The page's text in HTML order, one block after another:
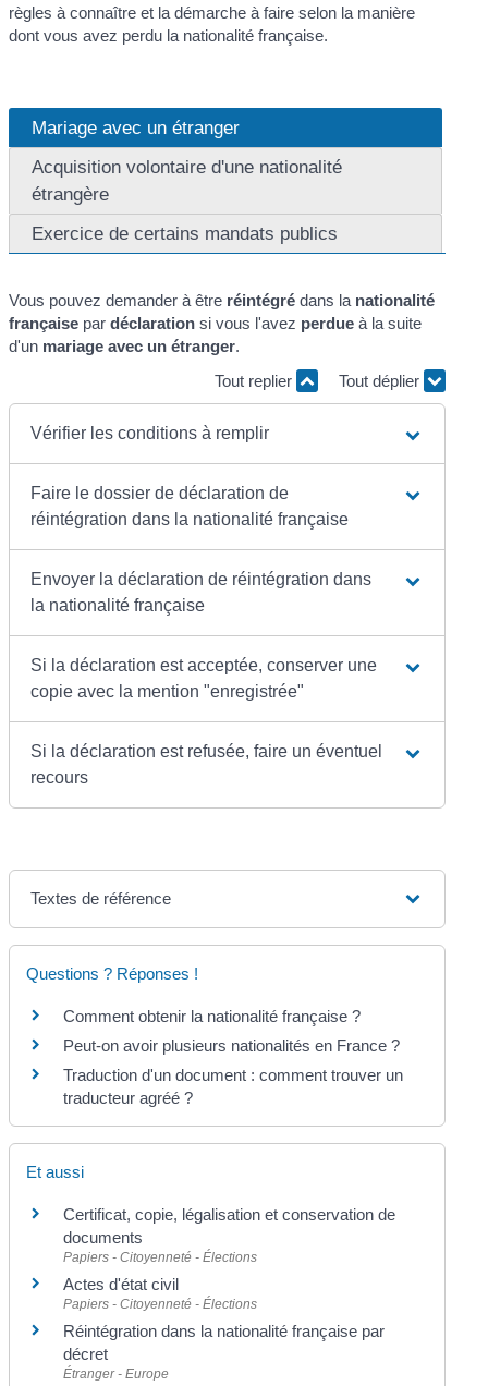
règles à connaître et la démarche à faire selon la manière
dont vous avez perdu la nationalité française.
Mariage avec un étranger
Acquisition volontaire d'une nationalité
étrangère
Exercice de certains mandats publics
Vous pouvez demander à être réintégré dans la nationalité
française pardéclaration si vous l'avez perdue à la suite
d'un mariage avec un étranger.
Tout replier
Tout déplier
Vérifier les conditions à remplir
Faire le dossier de déclaration de
réintégration dans la nationalité française
Envoyer la déclaration de réintégration dans
la nationalité française
Si la déclaration est acceptée, conserver une
copie avec la mention "enregistrée"
Si la déclaration est refusée, faire un éventuel
recours
Textes de référence
Questions ? Réponses !
Comment obtenir la nationalité française ?
Peut-on avoir plusieurs nationalités en France ?
Traduction d'un document : comment trouver un
traducteur agréé ?
Et aussi
Certificat, copie, légalisation et conservation de
documents
Papiers - Citoyenneté - Élections
Actes d'état civil
Papiers - Citoyenneté - Élections
Réintégration dans la nationalité française par
décret
Étranger - Europe